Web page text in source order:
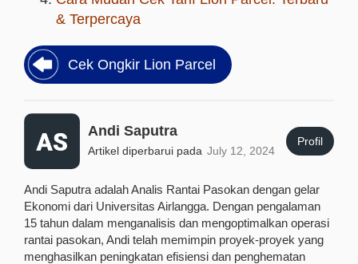
& Terpercaya
Cek Ongkir Lion Parcel
Andi Saputra
Artikel diperbarui pada July 12, 2024
Profil
Andi Saputra adalah Analis Rantai Pasokan dengan gelar
Ekonomi dari Universitas Airlangga. Dengan pengalaman
15 tahun dalam menganalisis dan mengoptimalkan operasi
rantai pasokan, Andi telah memimpin proyek-proyek yang
menghasilkan peningkatan efisiensi dan penghematan